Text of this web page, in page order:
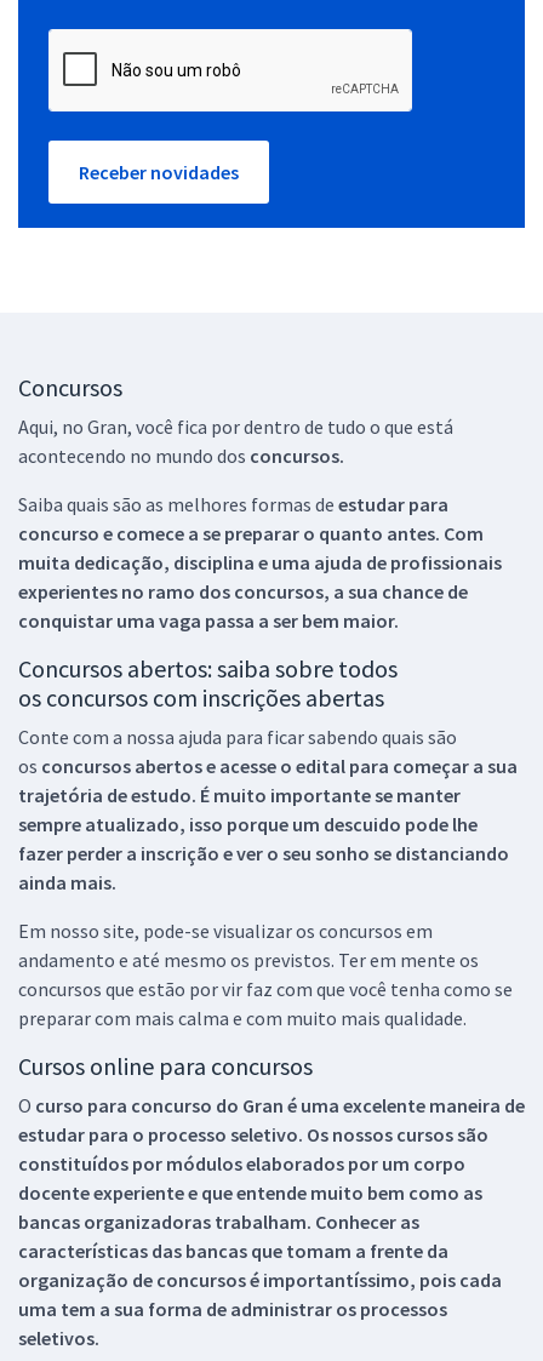
Receber novidades
Concursos
Aqui, no Gran, você fica por dentro de tudo o que está
acontecendo no mundo dos concursos.
Saiba quais são as melhores formas de estudar para
concurso e comece a se preparar o quanto antes. Com
muita dedicação, disciplina e uma ajuda de profissionais
experientes no ramo dos concursos, a sua chance de
conquistar uma vaga passa a ser bem maior.
Concursos abertos: saiba sobre todos
os concursos com inscrições abertas
Conte com a nossa ajuda para ficar sabendo quais são
os concursos abertos e acesse o edital para começar a sua
trajetória de estudo. É muito importante se manter
sempre atualizado, isso porque um descuido pode lhe
fazer perder a inscrição e ver o seu sonho se distanciando
ainda mais.
Em nosso site, pode-se visualizar os concursos em
andamento e até mesmo os previstos. Ter em mente os
concursos que estão por vir faz com que você tenha como se
preparar com mais calma e com muito mais qualidade.
Cursos online para concursos
O curso para concurso do Gran é uma excelente maneira de
estudar para o processo seletivo. Os nossos cursos são
constituídos por módulos elaborados por um corpo
docente experiente e que entende muito bem como as
bancas organizadoras trabalham. Conhecer as
características das bancas que tomam a frente da
organização de concursos é importantíssimo, pois cada
uma tem a sua forma de administrar os processos
seletivos.